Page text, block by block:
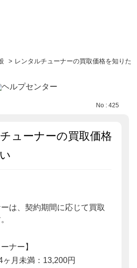
> レンタルチューナーの買取価格を知りた
No : 425
ューナーの買取価格
は、契約期間に応じて買取
ナー】
ヶ月未満：13,200円